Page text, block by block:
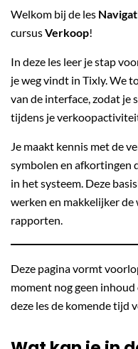
Welkom bij de les
cursusVerkoop!
In deze les leer je stap
je weg vindt in Tixly. We
van de interface, zodat je
tijdens je
Je maakt kennis met de
symbolen en afkortingen
in het systeem. Deze
werken en makkelijker
rapporten.
Deze pagina vormt
moment nog geen
deze les de komende tijd